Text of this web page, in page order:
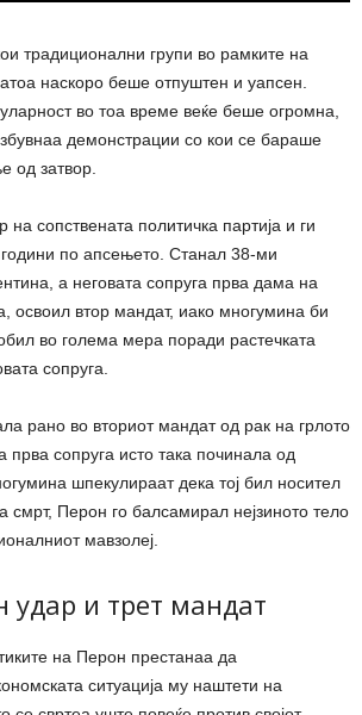
традиционални групи во рамките на
наскоро беше отпуштен и уапсен.
во тоа време веќе беше огромна,
демонстрации со кои се бараше
од затвор.
сопствената политичка партија и ги
по апсењето. Станал 38-ми
а неговата сопруга прва дама на
освоил втор мандат, иако многумина би
во голема мера поради растечката
сопруга.
рано во вториот мандат од рак на грлото
прва сопруга исто така починала од
шпекулираат дека тој бил носител
смрт, Перон го балсамирал нејзиното тело
мавзолеј.
удар и трет мандат
на Перон престанаа да
ситуација му наштети на